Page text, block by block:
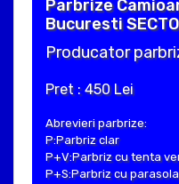
Parbrize
Bucuresti
Producator
Pret : 450 Lei
Abrevieri parbrize:
P:Parbriz clar
P+V:Parbriz cu tenta
P+S:Parbriz cu